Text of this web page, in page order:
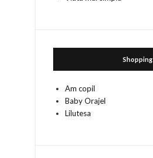
Shopping
Am copil
Baby Orajel
Lilutesa